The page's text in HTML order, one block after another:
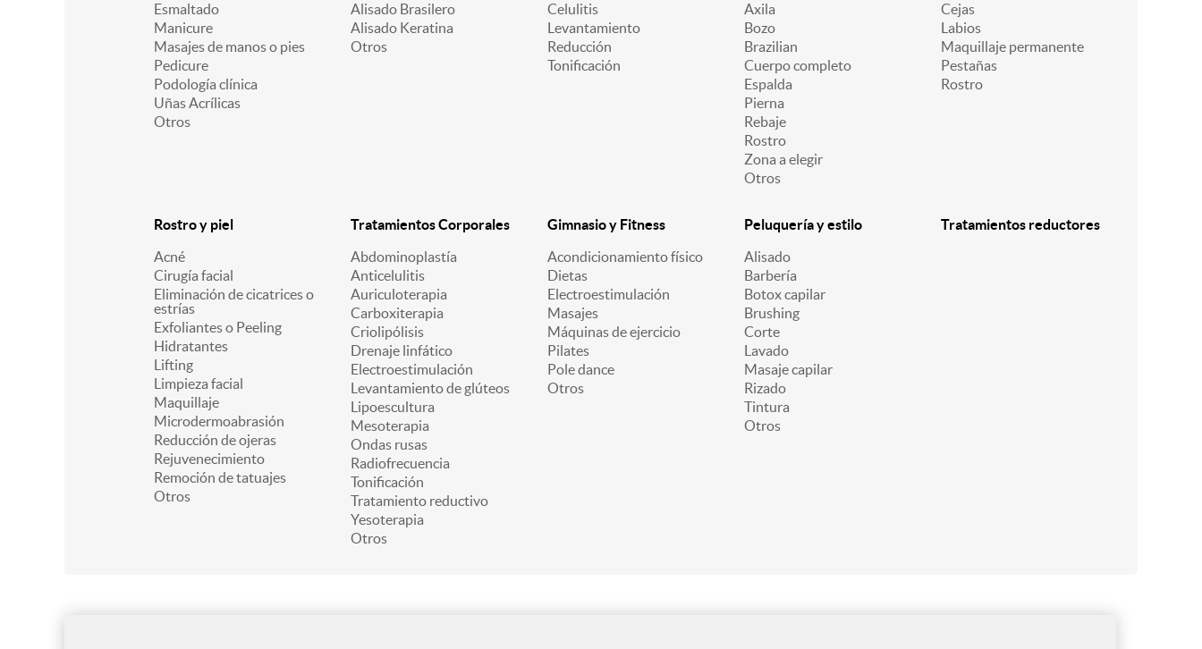
Esmaltado
Manicure
Masajes de manos o pies
Pedicure
Podología clínica
Uñas Acrílicas
Otros
Alisado Brasilero
Alisado Keratina
Otros
Celulitis
Levantamiento
Reducción
Tonificación
Axila
Bozo
Brazilian
Cuerpo completo
Espalda
Pierna
Rebaje
Rostro
Zona a elegir
Otros
Cejas
Labios
Maquillaje permanente
Pestañas
Rostro
Rostro y piel
Acné
Cirugía facial
Eliminación de cicatrices o
estrías
Exfoliantes o Peeling
Hidratantes
Lifting
Limpieza facial
Maquillaje
Microdermoabrasión
Reducción de ojeras
Rejuvenecimiento
Remoción de tatuajes
Otros
Tratamientos Corporales
Abdominoplastía
Anticelulitis
Auriculoterapia
Carboxiterapia
Criolipólisis
Drenaje linfático
Electroestimulación
Levantamiento de glúteos
Lipoescultura
Mesoterapia
Ondas rusas
Radiofrecuencia
Tonificación
Tratamiento reductivo
Yesoterapia
Otros
Gimnasio y Fitness
Acondicionamiento físico
Dietas
Electroestimulación
Masajes
Máquinas de ejercicio
Pilates
Pole dance
Otros
Peluquería y estilo
Alisado
Barbería
Botox capilar
Brushing
Corte
Lavado
Masaje capilar
Rizado
Tintura
Otros
Tratamientos reductores